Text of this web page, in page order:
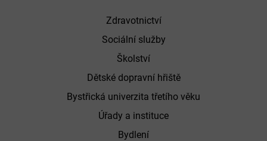
Zdravotnictví
Sociální služby
Školství
Dětské dopravní hřiště
Bystřická univerzita třetího věku
Úřady a instituce
Bydlení